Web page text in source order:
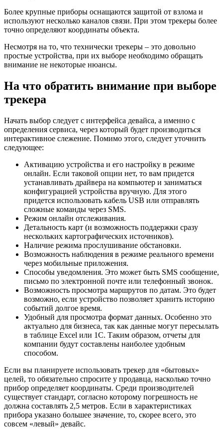
Более крупные приборы оснащаются защитой от взлома и
используют несколько каналов связи. При этом трекеры более
точно определяют координаты объекта.
Несмотря на то, что технически трекеры – это довольно
простые устройства, при их выборе необходимо обращать
внимание не некоторые нюансы.
На что обратить внимание при выборе
трекера
Начать выбор следует с интерфейса девайса, а именно с
определения сервиса, через который будет производиться
интерактивное слежение. Помимо этого, следует уточнить
следующее:
Активацию устройства и его настройку в режиме
онлайн. Если таковой опции нет, то вам придется
устанавливать драйвера на компьютер и заниматься
конфигурацией устройства вручную. Для этого
придется использовать кабель USB или отправлять
сложные команды через SMS.
Режим онлайн отслеживания.
Детальность карт (и возможность поддержки сразу
нескольких картографических источников).
Наличие режима прослушивание обстановки.
Возможность наблюдения в режиме реального времени
через мобильные приложения.
Способы уведомления. Это может быть SMS сообщение,
письмо по электронной почте или телефонный звонок.
Возможность просмотра маршрутов по датам. Это будет
возможно, если устройство позволяет хранить историю
событий долгое время.
Удобный для просмотра формат данных. Особенно это
актуально для бизнеса, так как данные могут пересылать
в таблице Excel или 1C. Таким образом, отчеты для
компании будут составлены наиболее удобным
способом.
Если вы планируете использовать трекер для «бытовых»
целей, то обязательно спросите у продавца, насколько точно
прибор определяет координаты. Среди производителей
существует стандарт, согласно которому погрешность не
должна составлять 2,5 метров. Если в характеристиках
прибора указано большее значение, то, скорее всего, это
совсем «левый» девайс.